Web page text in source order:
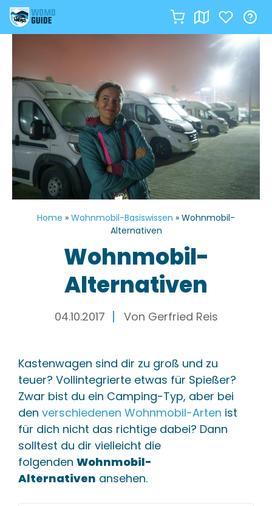
springen
Home » Wohnmobil-Basiswissen » Wohnmobil-
Alternativen
Wohnmobil-
Alternativen
04.10.2017 Von Gerfried Reis
Kastenwagen sind dir zu groß und zu
teuer? Vollintegrierte etwas für Spießer?
Zwar bist du ein Camping-Typ, aber bei
den verschiedenen Wohnmobil-Arten ist
für dich nicht das richtige dabei? Dann
solltest du dir vielleicht die
folgenden Wohnmobil-
Alternativen ansehen.